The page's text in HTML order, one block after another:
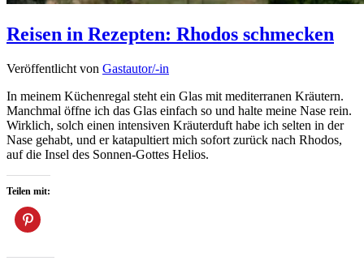
Reisen in Rezepten: Rhodos schmecken
Veröffentlicht von Gastautor/-in
In meinem Küchenregal steht ein Glas mit mediterranen Kräutern.
Manchmal öffne ich das Glas einfach so und halte meine Nase rein.
Wirklich, solch einen intensiven Kräuterduft habe ich selten in der
Nase gehabt, und er katapultiert mich sofort zurück nach Rhodos,
auf die Insel des Sonnen-Gottes Helios.
Teilen mit: